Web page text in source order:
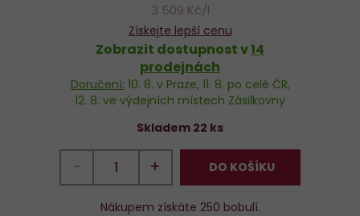
3 509 Kč/l
Získejte lepší cenu
Zobrazit dostupnost v14
prodejnách
Doručení: 10. 8. v Praze, 11. 8. po celé ČR,
12. 8. ve výdejních místech Zásilkovny
Skladem 22 ks
− + DO KOŠÍKU
Nákupem získáte 250 bobulí.